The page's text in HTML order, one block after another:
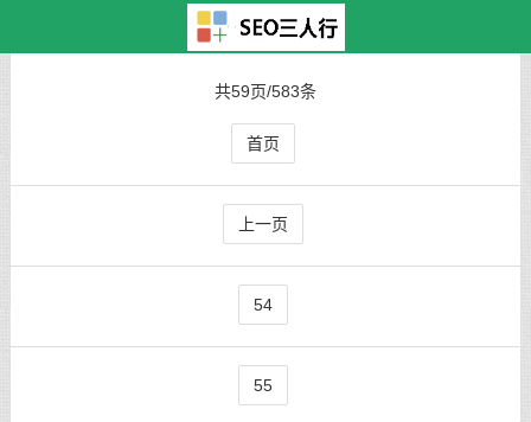
> 北京
共59页/583条
首页
上一页
54
55